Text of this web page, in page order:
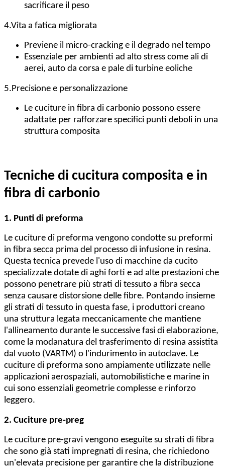
sacrificare il peso
4.Vita a fatica migliorata
Previene il micro-cracking e il degrado nel tempo
Essenziale per ambienti ad alto stress come ali di
aerei, auto da corsa e pale di turbine eoliche
5.Precisione e personalizzazione
Le cuciture in fibra di carbonio possono essere
adattate per rafforzare specifici punti deboli in una
struttura composita
Tecniche di cucitura composita e in
fibra di carbonio
1. Punti di preforma
Le cuciture di preforma vengono condotte su preformi
in fibra secca prima del processo di infusione in resina.
Questa tecnica prevede l'uso di macchine da cucito
specializzate dotate di aghi forti e ad alte prestazioni che
possono penetrare più strati di tessuto a fibra secca
senza causare distorsione delle fibre. Pontando insieme
gli strati di tessuto in questa fase, i produttori creano
una struttura legata meccanicamente che mantiene
l'allineamento durante le successive fasi di elaborazione,
come la modanatura del trasferimento di resina assistita
dal vuoto (VARTM) o l'indurimento in autoclave. Le
cuciture di preforma sono ampiamente utilizzate nelle
applicazioni aerospaziali, automobilistiche e marine in
cui sono essenziali geometrie complesse e rinforzo
leggero.
2. Cuciture pre-preg
Le cuciture pre-gravi vengono eseguite su strati di fibra
che sono già stati impregnati di resina, che richiedono
un'elevata precisione per garantire che la distribuzione